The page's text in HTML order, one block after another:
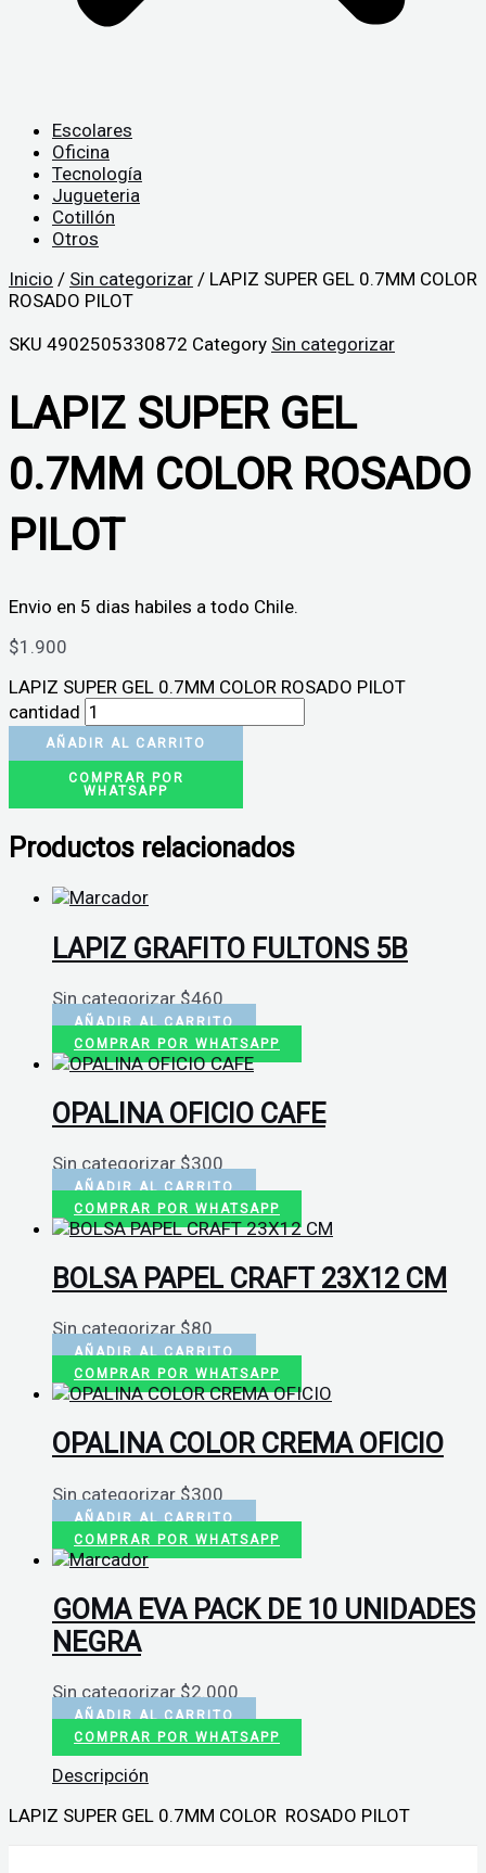
Escolares
Oficina
Tecnología
Jugueteria
Cotillón
Otros
Inicio / Sin categorizar / LAPIZ SUPER GEL 0.7MM COLOR
ROSADO PILOT
SKU 4902505330872 Category Sin categorizar
LAPIZ SUPER GEL
0.7MM COLOR ROSADO
PILOT
Envio en 5 dias habiles a todo Chile.
$1.900
LAPIZ SUPER GEL 0.7MM COLOR ROSADO PILOT
cantidad
AÑADIR AL CARRITO
COMPRAR POR
WHATSAPP
Productos relacionados
LAPIZ GRAFITO FULTONS 5B
Sin categorizar $460
AÑADIR AL CARRITO
COMPRAR POR WHATSAPP
OPALINA OFICIO CAFE
Sin categorizar $300
AÑADIR AL CARRITO
COMPRAR POR WHATSAPP
BOLSA PAPEL CRAFT 23X12 CM
Sin categorizar$80
AÑADIR AL CARRITO
COMPRAR POR WHATSAPP
OPALINA COLOR CREMA OFICIO
Sin categorizar $300
AÑADIR AL CARRITO
COMPRAR POR WHATSAPP
GOMA EVA PACK DE 10 UNIDADES
NEGRA
Sin categorizar $2.000
AÑADIR AL CARRITO
COMPRAR POR WHATSAPP
Descripción
LAPIZ SUPER GEL 0.7MM COLOR ROSADO PILOT